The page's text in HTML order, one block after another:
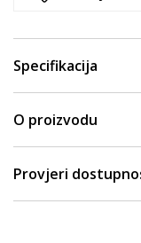
Specifikacija
O proizvodu
Provjeri